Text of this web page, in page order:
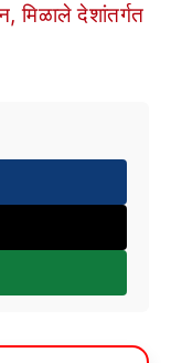
मिळाले देशांतर्गत